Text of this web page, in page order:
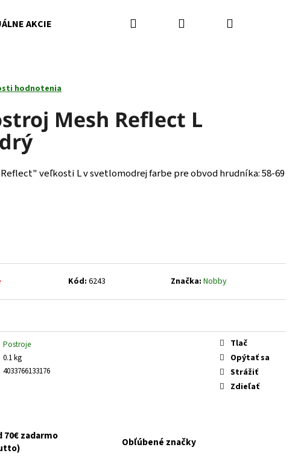
AKCIE Kamenná predajňa Kontakty
Hľadať PrihlásenieNákupný
hodnotenia
Mesh Reflect L
veľkosti L v svetlomodrej farbe pre obvod hrudníka: 58-69
Kód: 6243 Značka: Nobby
Postroje
0.1 kg
4033766133176
Tlač
Opýtať sa
Strážiť
Zdieľať
70€ zadarmo
Obľúbené značky